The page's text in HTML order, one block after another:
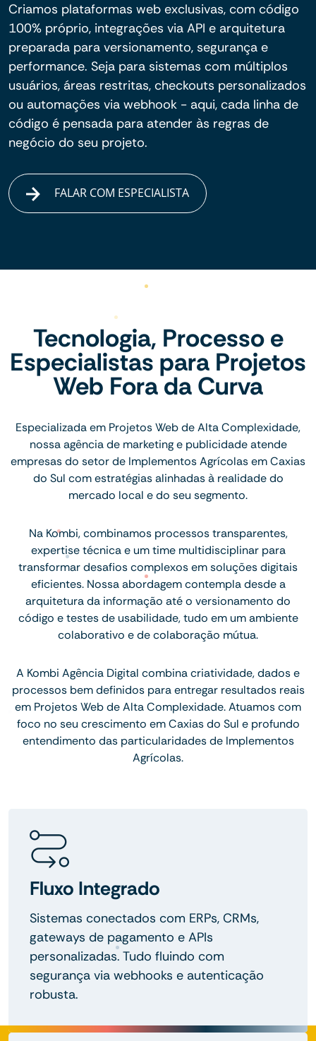
Criamos plataformas web exclusivas, com código
100% próprio, integrações via API e arquitetura
preparada para versionamento, segurança e
performance. Seja para sistemas com múltiplos
usuários, áreas restritas, checkouts personalizados
ou automações via webhook - aqui, cada linha de
código é pensada para atender às regras de
negócio do seu projeto.
FALAR COM ESPECIALISTA
Tecnologia, Processo e
Especialistas para Projetos
Web Fora da Curva
Especializada em Projetos Web de Alta Complexidade,
nossa agência de marketing e publicidade atende
empresas do setor de Implementos Agrícolas em Caxias
do Sul com estratégias alinhadas à realidade do
mercado local e do seu segmento.
Na Kombi, combinamos processos transparentes,
expertise técnica e um time multidisciplinar para
transformar desafios complexos em soluções digitais
eficientes. Nossa abordagem contempla desde a
arquitetura da informação até o versionamento do
código e testes de usabilidade, tudo em um ambiente
colaborativo e de colaboração mútua.
A Kombi Agência Digital combina criatividade, dados e
processos bem definidos para entregar resultados reais
em Projetos Web de Alta Complexidade. Atuamos com
foco no seu crescimento em Caxias do Sul e profundo
entendimento das particularidades de Implementos
Agrícolas.
Fluxo Integrado
Sistemas conectados com ERPs, CRMs,
gateways de pagamento e APIs
personalizadas. Tudo fluindo com
segurança via webhooks e autenticação
robusta.